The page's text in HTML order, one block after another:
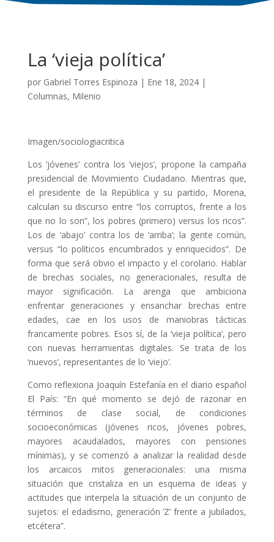
La ‘vieja política’
por Gabriel Torres Espinoza | Ene 18, 2024|
Columnas, Milenio
Imagen/sociologiacritica
Los ‘jóvenes’ contra los ‘viejos’, propone la campaña
presidencial de Movimiento Ciudadano. Mientras que,
el presidente de la República y su partido, Morena,
calculan su discurso entre “los corruptos, frente a los
que no lo son”, los pobres (primero) versus los ricos”.
Los de ‘abajo’ contra los de ‘arriba’; la gente común,
versus “lo políticos encumbrados y enriquecidos”. De
forma que será obvio el impacto y el corolario. Hablar
de brechas sociales, no generacionales, resulta de
mayor significación. La arenga que ambiciona
enfrentar generaciones y ensanchar brechas entre
edades, cae en los usos de maniobras tácticas
francamente pobres. Esos sí, de la ‘vieja política’, pero
con nuevas herramientas digitales. Se trata de los
‘nuevos’, representantes de lo ‘viejo’.
Como reflexiona Joaquín Estefanía en el diario español
El País: “En qué momento se dejó de razonar en
términos de clase social, de condiciones
socioeconómicas (jóvenes ricos, jóvenes pobres,
mayores acaudalados, mayores con pensiones
mínimas), y se comenzó a analizar la realidad desde
los arcaicos mitos generacionales: una misma
situación que cristaliza en un esquema de ideas y
actitudes que interpela la situación de un conjunto de
sujetos: el edadismo, generación ‘Z’ frente a jubilados,
etcétera”.